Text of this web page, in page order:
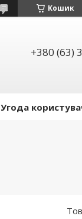
Кошик
+380 (63)
Угода